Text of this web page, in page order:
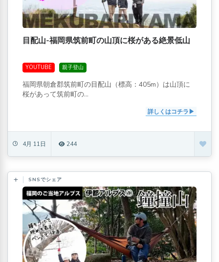
目配山-福岡県筑前町の山頂に桜がある絶景低山
YOUTUBE 親子登山
福岡県朝倉郡筑前町の目配山（標高：405m）は山頂に
桜があって筑前町の...
詳しくはコチラ
4月 11日 244
SNSでシェア